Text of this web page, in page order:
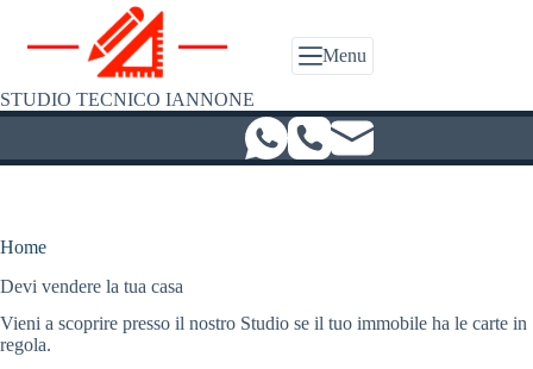
contenuto
STUDIO TECNICO IANNONE
Menu
Home
Devi vendere la tua casa
Vieni a scoprire presso il nostro Studio se il tuo immobile ha le carte in
regola.